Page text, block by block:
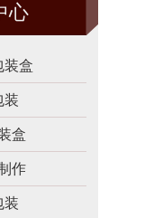
心
装盒
装
盒
作
装